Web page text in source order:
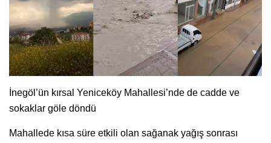
İnegöl’ün kırsal Yeniceköy Mahallesi’nde de cadde ve
sokaklar göle döndü
Mahallede kısa süre etkili olan sağanak yağış sonrası